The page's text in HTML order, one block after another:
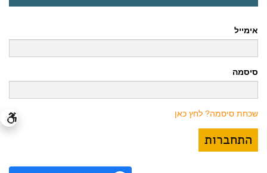
אימייל
סיסמה
שכחת סיסמה? לחץ כאן